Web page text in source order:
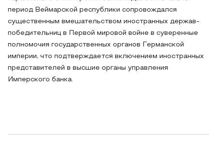
период Веймарской республики сопровождался
существенным вмешательством иностранных держав-
победительниц в Первой мировой войне в суверенные
полномочия государственных органов Германской
империи, что подтверждается включением иностранных
представителей в высшие органы управления
Имперского банка.